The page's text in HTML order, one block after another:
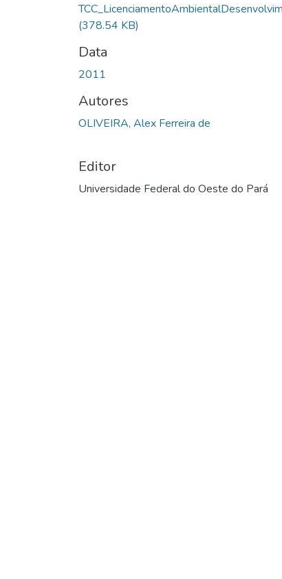
(378.54 KB)
Data
2011
Autores
OLIVEIRA, Alex Ferreira de
Editor
Universidade Federal do Oeste do Pará